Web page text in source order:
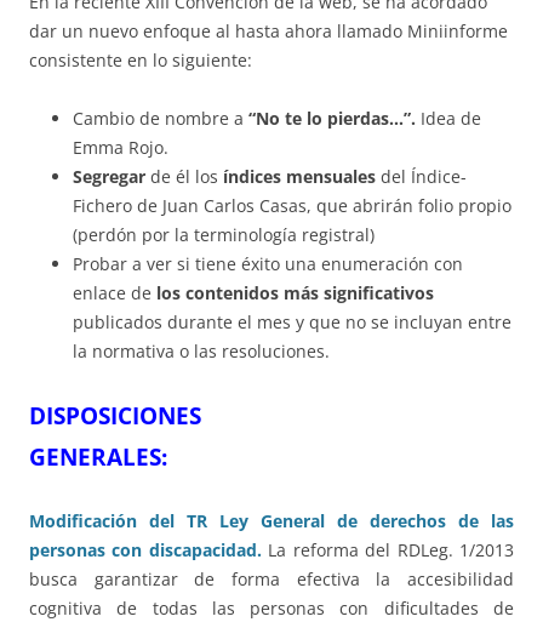
dar un nuevo enfoque al hasta ahora llamado Miniinforme
consistente en lo siguiente:
Cambio de nombre a “No te lo pierdas…”. Idea de
Emma Rojo.
Segregar de él los índices mensuales del Índice-
Fichero de Juan Carlos Casas, que abrirán folio propio
(perdón por la terminología registral)
Probar a ver si tiene éxito una enumeración con
enlace de los contenidos más significativos
publicados durante el mes y que no se incluyan entre
la normativa o las resoluciones.
DISPOSICIONES
Modificación del TR Ley General de derechos de las
personas con discapacidad.La reforma del RDLeg. 1/2013
busca garantizar de forma efectiva la accesibilidad
cognitiva de todas las personas con dificultades de